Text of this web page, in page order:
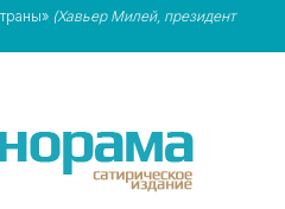
(Хавьер Милей, президент